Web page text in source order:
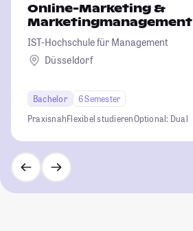
Online-Marketing &
Marketingmanagement
IST-Hochschule für Management
Düsseldorf
Bachelor
6 Semester
PraxisnahFlexibel studierenOptional: Dual